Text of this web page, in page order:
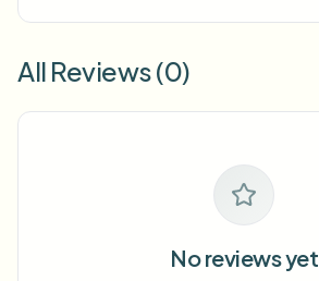
All Reviews (0)
No reviews yet